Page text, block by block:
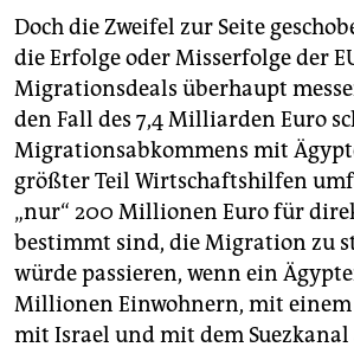
Doch die Zweifel zur Seite
die Erfolge oder Misserfolge der
Migrationsdeals überhaupt
den Fall des 7,4 Milliarden Euro
Migrationsabkommens mit
größter Teil Wirtschaftshilfen
„nur“ 200 Millionen Euro für
bestimmt sind, die Migration zu
würde passieren, wenn ein
Millionen Einwohnern, mit einem
mit Israel und mit dem